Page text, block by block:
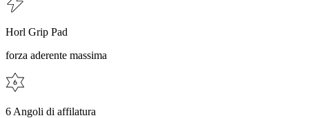
Horl Grip Pad
forza aderente massima
6 Angoli di affilatura